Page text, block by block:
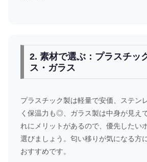
2. 素材で選ぶ：プラスチッ
ス・ガラス
プラスチック製は軽量で安価、ステン
く保温力も◎、ガラス製は中身が見え
れにメリットがあるので、優先したい
選びましょう。匂い移りが気になる方
おすすめです。